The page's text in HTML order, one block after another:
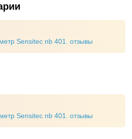
Sensitec nb 401. отзывы
Sensitec nb 401. отзывы